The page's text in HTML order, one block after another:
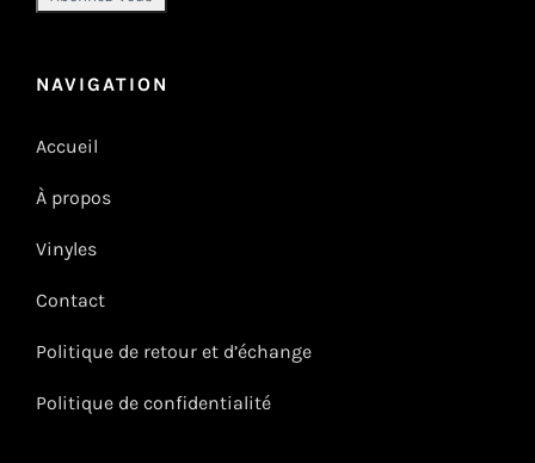
NAVIGATION
Accueil
À propos
Vinyles
Contact
Politique de retour et d’échange
Politique de confidentialité